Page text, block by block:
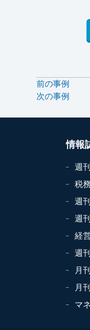
前の事例
次の事例
情報
週
税
週
週
経
週
月
月
マ